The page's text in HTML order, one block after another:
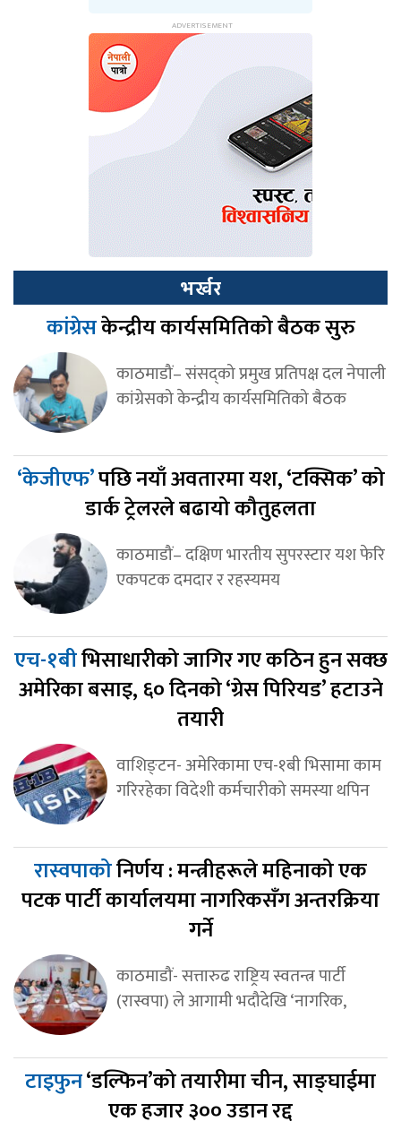
भर्खर
कांग्रेसकेन्द्रीय कार्यसमितिको बैठक सुरु
काठमाडौं– संसद्को प्रमुख प्रतिपक्ष दल नेपाली
कांग्रेसको केन्द्रीय कार्यसमितिको बैठक
‘केजीएफ’पछि नयाँ अवतारमा यश, ‘टक्सिक’ को
डार्क ट्रेलरले बढायो कौतुहलता
काठमाडौं– दक्षिण भारतीय सुपरस्टार यश फेरि
एकपटक दमदार र रहस्यमय
एच-१बीभिसाधारीको जागिर गए कठिन हुन सक्छ
अमेरिका बसाइ, ६० दिनको ‘ग्रेस पिरियड’ हटाउने
तयारी
वाशिङ्टन- अमेरिकामा एच-१बी भिसामा काम
गरिरहेका विदेशी कर्मचारीको समस्या थपिन
रास्वपाकोनिर्णय : मन्त्रीहरूले महिनाको एक
पटक पार्टी कार्यालयमा नागरिकसँग अन्तरक्रिया
गर्ने
काठमाडौं- सत्तारुढ राष्ट्रिय स्वतन्त्र पार्टी
(रास्वपा) ले आगामी भदौदेखि ‘नागरिक,
टाइफुन‘डल्फिन’को तयारीमा चीन, साङ्घाईमा
एक हजार ३०० उडान रद्द